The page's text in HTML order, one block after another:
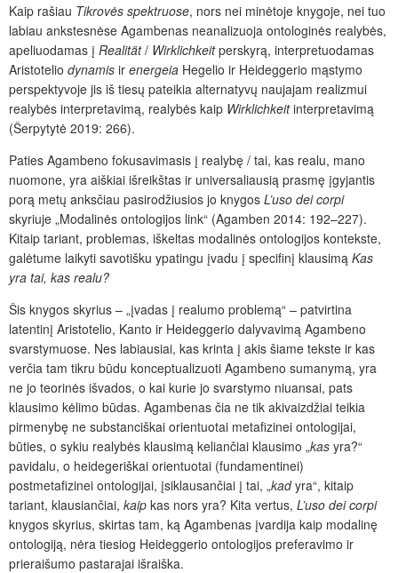
Kaip rašiau Tikrovės spektruose, nors nei minėtoje knygoje, nei tuo
labiau ankstesnėse Agambenas neanalizuoja ontologinės realybės,
apeliuodamas į Realität/ Wirklichkeitperskyrą, interpretuodamas
Aristotelio dynamis ir energeia Hegelio ir Heideggerio mąstymo
perspektyvoje jis iš tiesų pateikia alternatyvų naujajam realizmui
realybės interpretavimą, realybės kaip Wirklichkeitinterpretavimą
(Šerpytytė 2019: 266).
Paties Agambeno fokusavimasis į realybę / tai, kas realu, mano
nuomone, yra aiškiai išreikštas ir universaliausią prasmę įgyjantis
porą metų anksčiau pasirodžiusios jo knygos L’uso dei corpi
skyriuje „Modalinės ontologijos link“ (Agamben 2014: 192–227).
Kitaip tariant, problemas, iškeltas modalinės ontologijos kontekste,
galėtume laikyti savotišku ypatingu įvadu į specifinį klausimą Kas
yra tai, kas realu?
Šis knygos skyrius – „įvadas į realumo problemą“ – patvirtina
latentinį Aristotelio, Kanto ir Heideggerio dalyvavimą Agambeno
svarstymuose. Nes labiausiai, kas krinta į akis šiame tekste ir kas
verčia tam tikru būdu konceptualizuoti Agambeno sumanymą, yra
ne jo teorinės išvados, o kai kurie jo svarstymo niuansai, pats
klausimo kėlimo būdas. Agambenas čia ne tik akivaizdžiai teikia
pirmenybę ne substanciškai orientuotai metafizinei ontologijai,
būties, o sykiu realybės klausimą keliančiai klausimo „kas yra?“
pavidalu, o heidegeriškai orientuotai (fundamentinei)
postmetafizinei ontologijai, įsiklausančiai į tai, „kadyra“, kitaip
tariant, klausiančiai, kaip kas nors yra? Kita vertus, L’uso dei corpi
knygos skyrius, skirtas tam, ką Agambenas įvardija kaip modalinę
ontologiją, nėra tiesiog Heideggerio ontologijos preferavimo ir
prieraišumo pastarajai išraiška.